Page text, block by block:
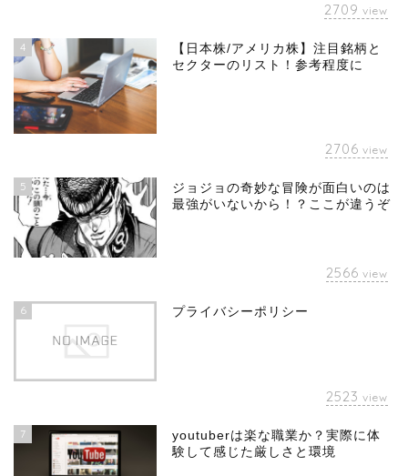
2709 view
4
【日本株/アメリカ株】注目銘柄と
セクターのリスト！参考程度に
2706 view
5
ジョジョの奇妙な冒険が面白いのは
最強がいないから！？ここが違うぞ
2566 view
6 プライバシーポリシー
2523 view
7
youtuberは楽な職業か？実際に体
験して感じた厳しさと環境